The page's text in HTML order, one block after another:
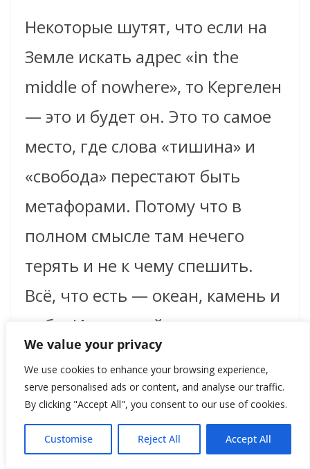
We value your privacy
We use cookies to enhance your browsing experience,
serve personalised ads or content, and analyse our traffic.
By clicking "Accept All", you consent to our use of cookies.
Customise Reject All Accept All
Некоторые шутят, что если на
Земле искать адрес «in the
middle of nowhere», то Кергелен
— это и будет он. Это то самое
место, где слова «тишина» и
«свобода» перестают быть
метафорами. Потому что в
полном смысле там нечего
терять и не к чему спешить.
Всё, что есть — океан, камень и
небо. И, пожалуй, немного
французской упрямости,
благодаря которой даже на
краю света стоит бар, где
подают вино при температуре